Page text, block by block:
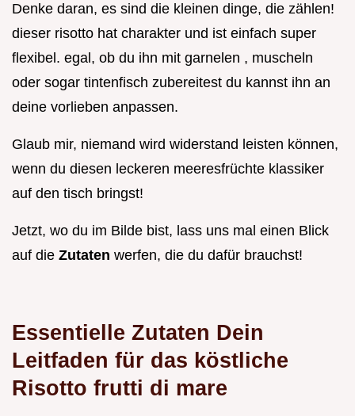
Denke daran, es sind die kleinen dinge, die zählen!
dieser risotto hat charakter und ist einfach super
flexibel. egal, ob du ihn mit garnelen , muscheln
oder sogar tintenfisch zubereitest du kannst ihn an
deine vorlieben anpassen.
Glaub mir, niemand wird widerstand leisten können,
wenn du diesen leckeren meeresfrüchte klassiker
auf den tisch bringst!
Jetzt, wo du im Bilde bist, lass uns mal einen Blick
auf die Zutaten werfen, die du dafür brauchst!
Essentielle Zutaten Dein
Leitfaden für das köstliche
Risotto frutti di mare